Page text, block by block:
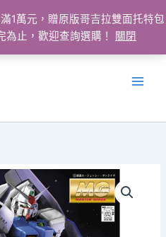
1萬元，贈原版哥吉拉雙面托特包
為止，歡迎查詢選購！
關閉